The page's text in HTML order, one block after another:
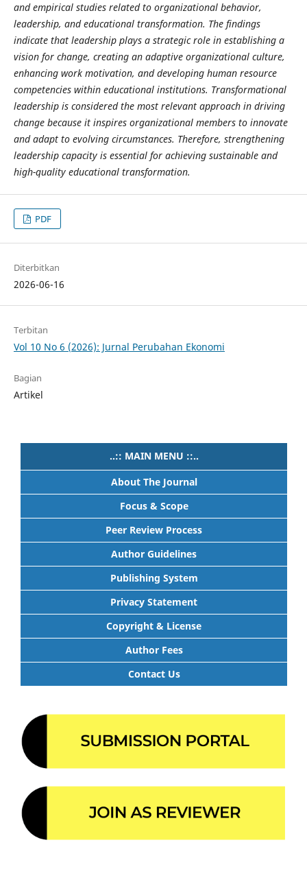
and empirical studies related to organizational behavior,
leadership, and educational transformation. The findings
indicate that leadership plays a strategic role in establishing a
vision for change, creating an adaptive organizational culture,
enhancing work motivation, and developing human resource
competencies within educational institutions. Transformational
leadership is considered the most relevant approach in driving
change because it inspires organizational members to innovate
and adapt to evolving circumstances. Therefore, strengthening
leadership capacity is essential for achieving sustainable and
high-quality educational transformation.
PDF
Diterbitkan
2026-06-16
Terbitan
Vol 10 No 6 (2026): Jurnal Perubahan Ekonomi
Bagian
Artikel
..:: MAIN MENU ::..
About The Journal
Focus & Scope
Peer Review Process
Author Guidelines
Publishing System
Privacy Statement
Copyright & License
Author Fees
Contact Us